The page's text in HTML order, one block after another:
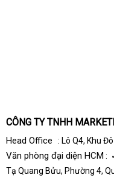
CÔNG TY TNHH
Head Office : Lô Q4, Khu
Văn phòng đại diện HCM :
Tạ Quang Bửu, Phường 4,